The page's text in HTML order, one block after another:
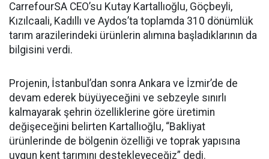
CarrefourSA CEO’su Kutay Kartallıoğlu, Göçbeyli,
Kızılcaali, Kadıllı ve Aydos’ta toplamda 310 dönümlük
tarım arazilerindeki ürünlerin alımına başladıklarının da
bilgisini verdi.
Projenin, İstanbul’dan sonra Ankara ve İzmir’de de
devam ederek büyüyeceğini ve sebzeyle sınırlı
kalmayarak şehrin özelliklerine göre üretimin
değişeceğini belirten Kartallıoğlu, “Bakliyat
ürünlerinde de bölgenin özelliği ve toprak yapısına
uygun kent tarımını destekleyeceğiz” dedi.